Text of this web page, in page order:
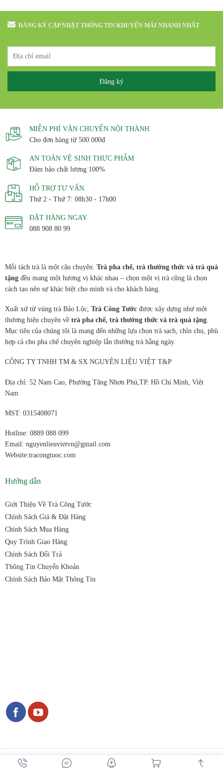
Trà...
ĐĂNG KÝ CẬP NHẬT THÔNG TIN KHUYẾN MÃI NHANH NHẤT
MIỄN PHÍ VẬN CHUYỂN NỘI THÀNH
Cho đơn hàng từ 500.000đ
AN TOÀN VỆ SINH THỰC PHẨM
Đảm bảo chất lượng 100%
HỖ TRỢ TƯ VẤN
Thứ 2 - Thứ 7: 08h30 - 17h00
ĐẶT HÀNG NGAY
088 908 80 99
Mỗi tách trà là một câu chuyện. Trà pha chế, trà thưởng thức và trà quà
tặngđều mang một hương vị khác nhau – chọn một vị trà cũng là chọn
cách tạo nên sự khác biệt cho mình và cho khách hàng.
Xuất xứ từ vùng trà Bảo Lộc, Trà Công Tướcđược xây dựng như một
thương hiệu chuyên về trà pha chế, trà thưởng thức và trà quà tặng.
Mục tiêu của chúng tôi là mang đến những lựa chọn trà sạch, chỉn chu, phù
hợp cả cho pha chế chuyên nghiệp lẫn thưởng trà hằng ngày.
CÔNG TY TNHH TM & SX NGUYÊN LIỆU VIỆT T&P
Địa chỉ: 52 Nam Cao, Phường Tăng Nhơn Phú,TP. Hồ Chí Minh, Việt
Nam
MST: 0315408071
Hotline: 0889 088 099
Email: nguyenlieuvietvn@gmail.com
Website:tracongtuoc.com
Hướng dẫn
Giới Thiệu Về Trà Công Tước
Chính Sách Giá & Đặt Hàng
Chính Sách Mua Hàng
Quy Trình Giao Hàng
Chính Sách Đổi Trả
Thông Tin Chuyển Khoản
Chính Sách Bảo Mật Thông Tin
Copyright 2026 © Nguyên Liệu Việt. Vui lòng trích nguồn khi sử dụng